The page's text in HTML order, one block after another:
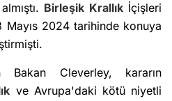
Birleşik Krallıkİçişleri
Mayıs 2024 tarihinde konuya
Bakan Cleverley, kararın
ve Avrupa'daki kötü niyetli